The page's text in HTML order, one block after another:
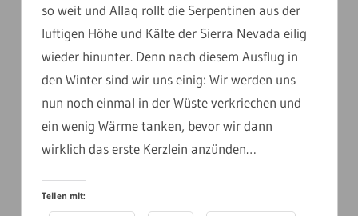
so weit und Allaq rollt die Serpentinen aus der
luftigen Höhe und Kälte der Sierra Nevada eilig
wieder hinunter. Denn nach diesem Ausflug in
den Winter sind wir uns einig: Wir werden uns
nun noch einmal in der Wüste verkriechen und
ein wenig Wärme tanken, bevor wir dann
wirklich das erste Kerzlein anzünden…
Teilen mit: